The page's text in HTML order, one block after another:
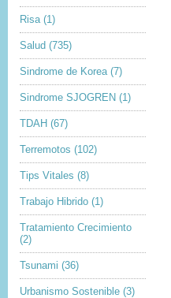
Risa (1)
Salud (735)
Sindrome de Korea (7)
Sindrome SJOGREN (1)
TDAH (67)
Terremotos (102)
Tips Vitales (8)
Trabajo Hibrido (1)
Tratamiento Crecimiento
(2)
Tsunami (36)
Urbanismo Sostenible (3)